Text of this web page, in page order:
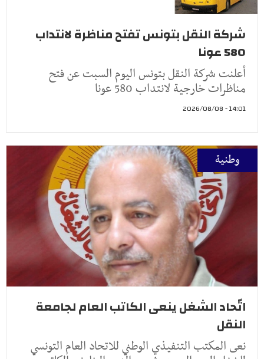
شركة النقل بتونس تفتح مناظرة لانتداب
580 عونا
أعلنت شركة النقل بتونس اليوم السبت عن فتح
مناظرات خارجية لانتداب 580 عونا
14:01 - 2026/08/08
وطنية
اتّحاد الشغل ينعى الكاتب العام لجامعة
النقل
نعى المكتب التنفيذي الوطني للاتحاد العام التونسي